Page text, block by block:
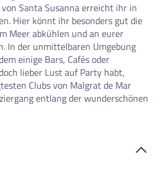
Santa Susanna erreicht ihr in
Hier könnt ihr besonders gut die
Meer abkühlen und an eurer
In der unmittelbaren Umgebung
einige Bars, Cafés oder
lieber Lust auf Party habt,
Clubs von Malgrat de Mar
entlang der wunderschönen